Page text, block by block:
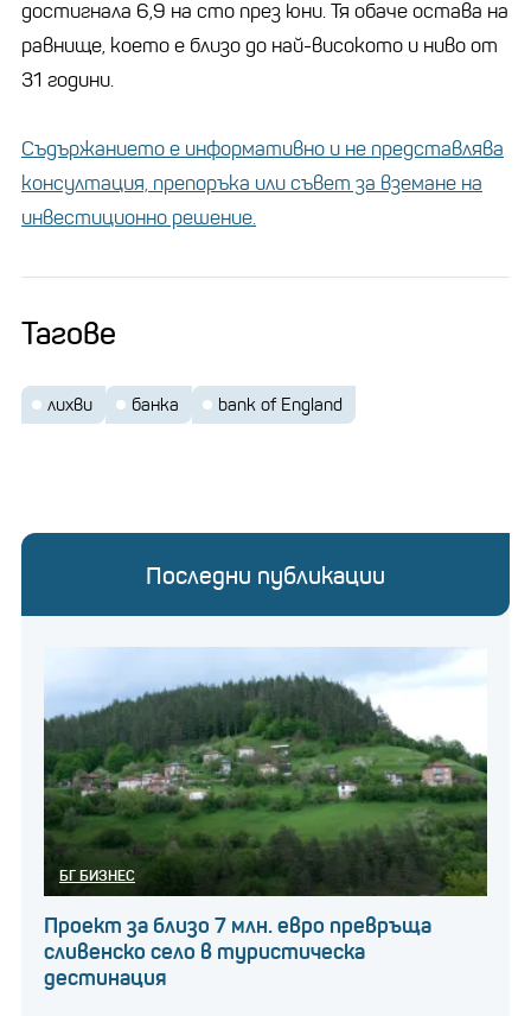
достигнала 6,9 на сто през юни. Тя обаче остава на
равнище, което е близо до най-високото и ниво от
31 години.
Съдържанието е информативно и не представлява
консултация, препоръка или съвет за вземане на
инвестиционно решение.
Тагове
лихви банка bank of England
Последни публикации
БГ БИЗНЕС
Проект за близо 7 млн. евро превръща
сливенско село в туристическа
дестинация